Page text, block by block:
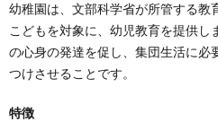
幼稚園は、文部科学省が所管する教
こどもを対象に、幼児教育を提供し
の心身の発達を促し、集団生活に必
つけさせることです。
特徴